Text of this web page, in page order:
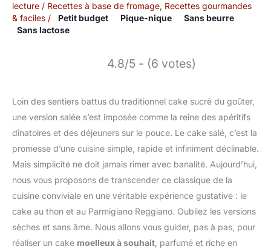
lecture / Recettes à base de fromage, Recettes gourmandes
& faciles / Petit budget Pique-nique
Sans beurre
Sans lactose
4.8/5 - (6 votes)
Loin des sentiers battus du traditionnel cake sucré du goûter,
une version salée s’est imposée comme la reine des apéritifs
dînatoires et des déjeuners sur le pouce. Le cake salé, c’est la
promesse d’une cuisine simple, rapide et infiniment déclinable.
Mais simplicité ne doit jamais rimer avec banalité. Aujourd’hui,
nous vous proposons de transcender ce classique de la
cuisine conviviale en une véritable expérience gustative : le
cake au thon et au Parmigiano Reggiano. Oubliez les versions
sèches et sans âme. Nous allons vous guider, pas à pas, pour
réaliser un cake moelleux à souhait , parfumé et riche en